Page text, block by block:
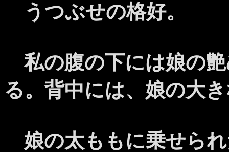
うつぶせの格好。
私の腹の下には娘の
る。背中には、娘の大
娘の太ももに乗せら